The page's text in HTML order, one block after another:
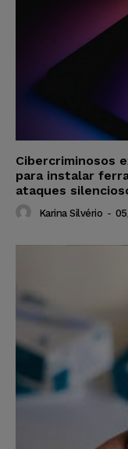
Cibercriminosos
para instalar
ataques
Karina Silvério -